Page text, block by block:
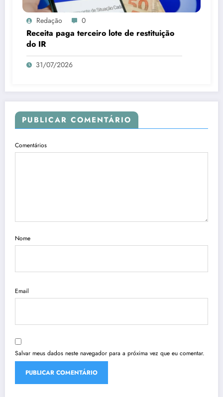
Redação 0
Receita paga terceiro lote de restituição
do IR
31/07/2026
PUBLICAR COMENTÁRIO
Comentários
Nome
Email
Salvar meus dados neste navegador para a próxima vez que eu comentar.